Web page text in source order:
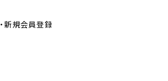
・新規会員登録